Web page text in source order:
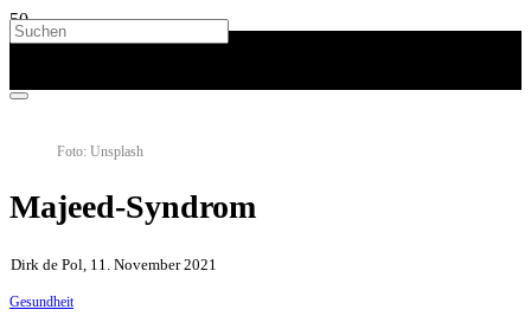
Foto: Unsplash
Majeed-Syndrom
Dirk de Pol, 11. November 2021
Gesundheit